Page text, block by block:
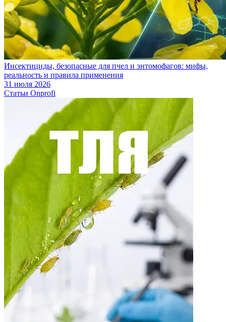
Инсектициды, безопасные для пчел и энтомофагов: мифы,
реальность и правила применения
31 июля 2026
Статьи Onprofi